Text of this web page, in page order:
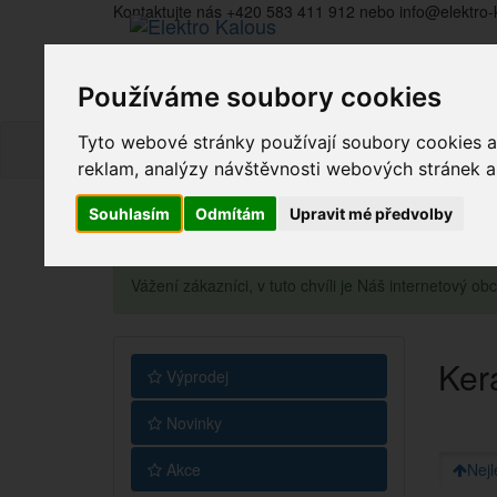
Používáme soubory cookies
Tyto webové stránky používají soubory cookies
reklam, analýzy návštěvnosti webových stránek
Souhlasím Odmítám Upravit mé předvolby
Kontaktujte nás +420 583 411 912 nebo
Vážení zákazníci, v tuto chvíli je Náš internetový
Výprodej
Novinky
Akce